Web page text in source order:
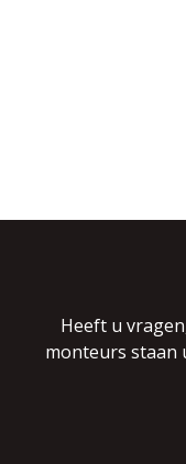
Heeft u
monteurs staan